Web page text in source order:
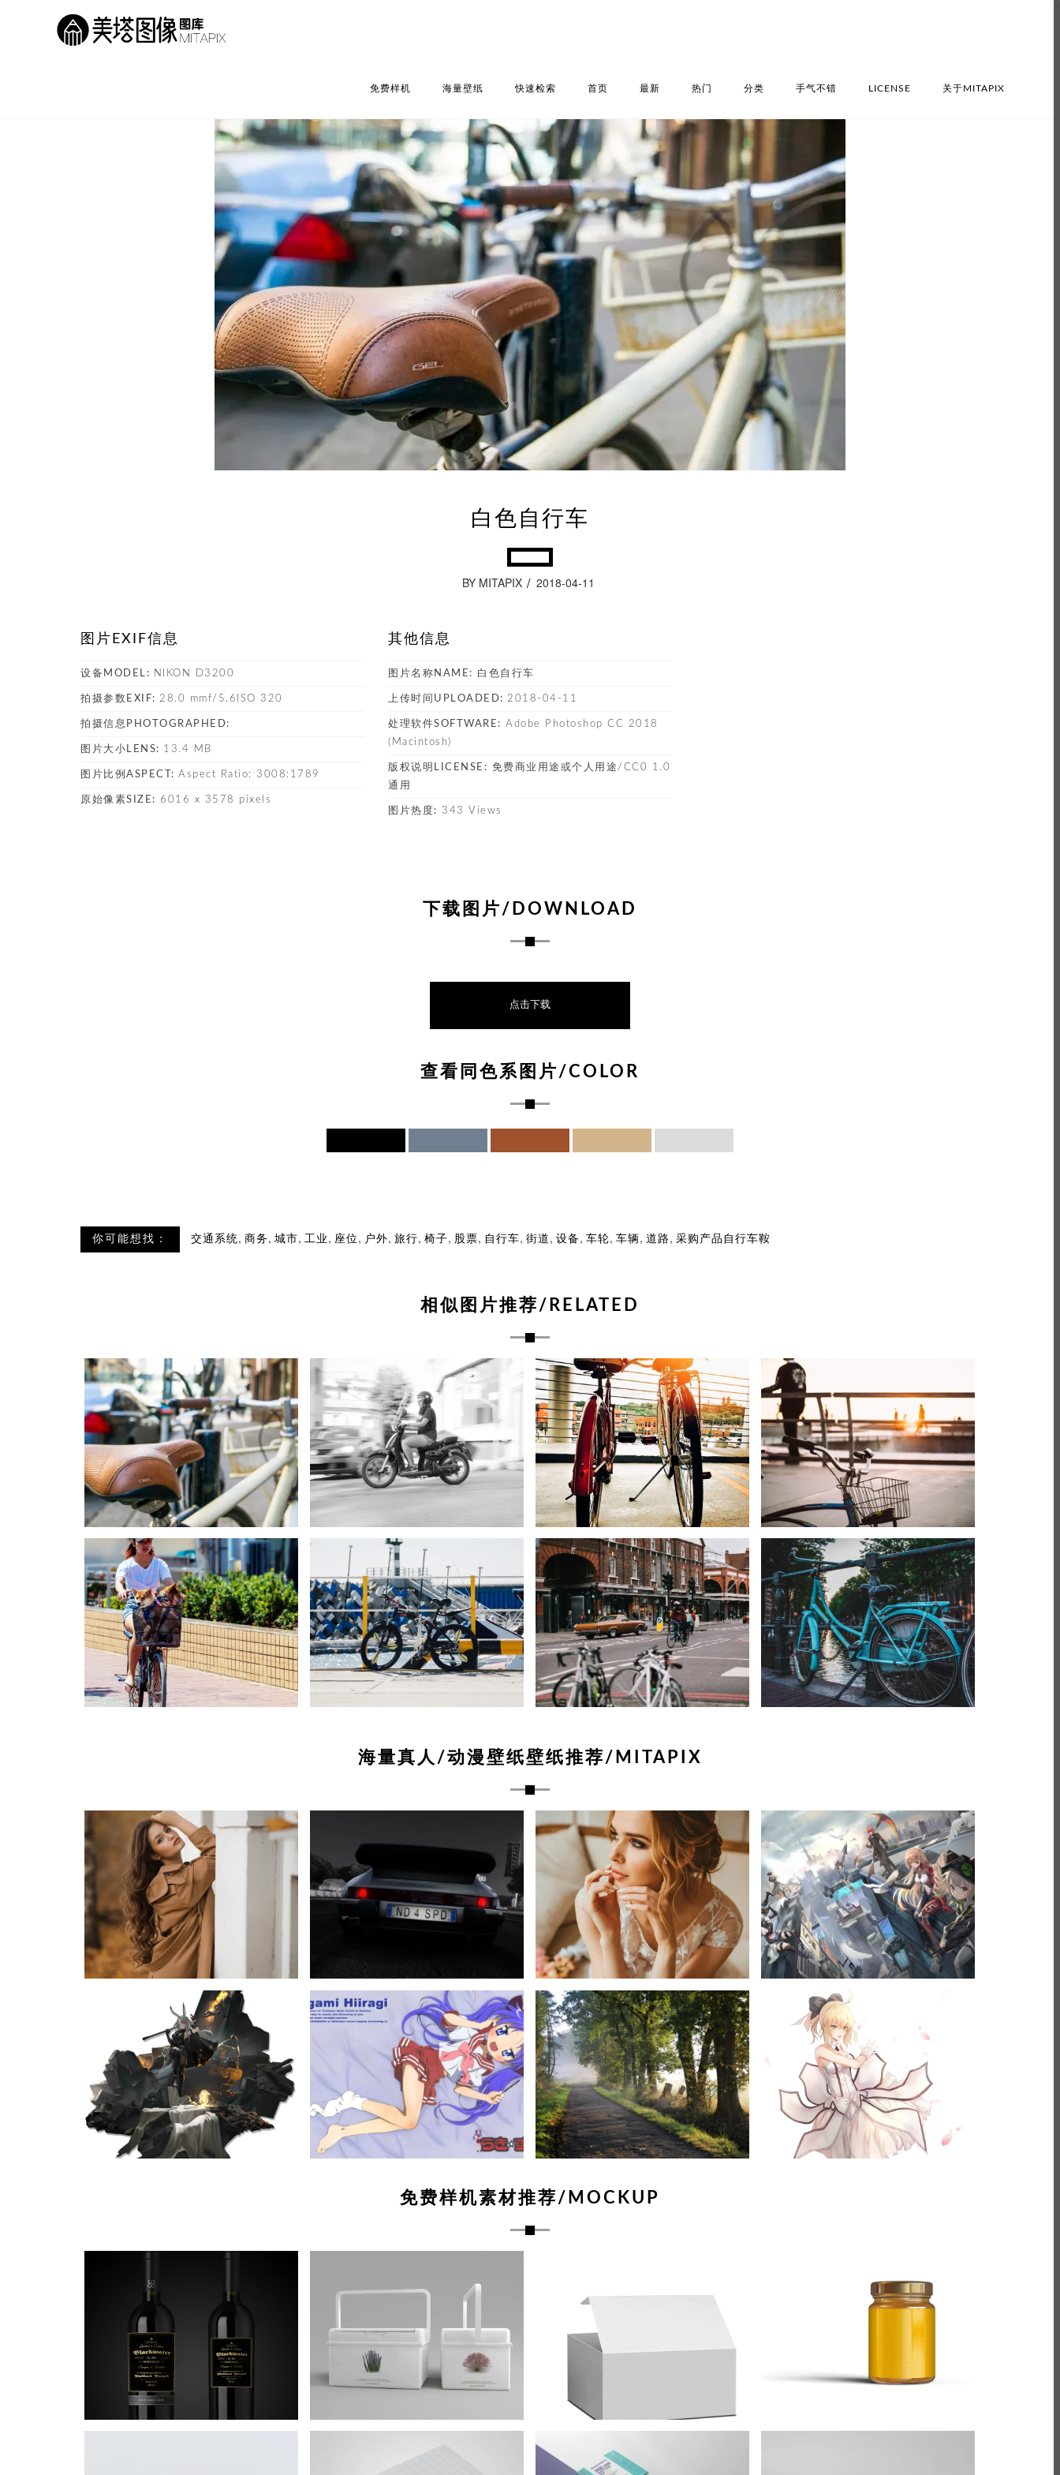
免费样机 海量壁纸 快速检索 首页 最新 热门 分类 手气不错 LICENSE 关于MITAPIX
白色自行车
BY MITAPIX 2018-04-11
图片EXIF信息
设备MODEL: NIKON D3200
拍摄参数EXIF: 28.0 mmf/5.6ISO 320
拍摄信息PHOTOGRAPHED:
图片大小LENS: 13.4 MB
图片比例ASPECT: Aspect Ratio: 3008:1789
原始像素SIZE: 6016 x 3578 pixels
其他信息
图片名称NAME: 白色自行车
上传时间UPLOADED: 2018-04-11
处理软件SOFTWARE: Adobe Photoshop CC 2018
(Macintosh)
版权说明LICENSE: 免费商业用途或个人用途/CC0 1.0
通用
图片热度: 343 Views
下载图片/DOWNLOAD
点击下载
查看同色系图片/COLOR
你可能想找： 交通系统, 商务 , 城市, 工业 , 座位 , 户外, 旅行, 椅子, 股票, 自行车, 街道 , 设备 , 车轮, 车辆 , 道路 , 采购产品自行车鞍
相似图片推荐/RELATED
海量真人/动漫壁纸壁纸推荐/MITAPIX
免费样机素材推荐/MOCKUP